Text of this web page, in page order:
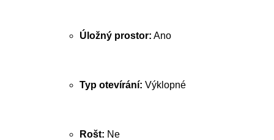
Úložný prostor: Ano
Typ otevírání: Výklopné
Rošt: Ne